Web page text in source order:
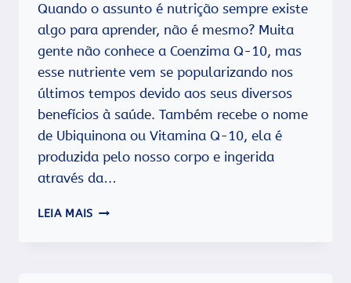
Quando o assunto é nutrição sempre existe
algo para aprender, não é mesmo? Muita
gente não conhece a Coenzima Q-10, mas
esse nutriente vem se popularizando nos
últimos tempos devido aos seus diversos
benefícios à saúde. Também recebe o nome
de Ubiquinona ou Vitamina Q-10, ela é
produzida pelo nosso corpo e ingerida
através da…
LEIA MAIS PRATICA